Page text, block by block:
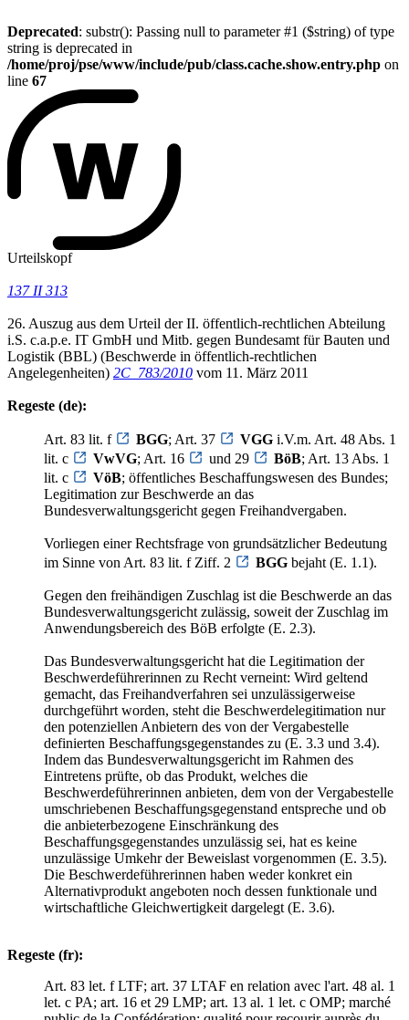
Deprecated: substr(): Passing null to parameter #1 ($string) of type
string is deprecated in
/home/proj/pse/www/include/pub/class.cache.show.entry.php on
line 67
Urteilskopf
137 II 313
26. Auszug aus dem Urteil der II. öffentlich-rechtlichen Abteilung
i.S. c.a.p.e. IT GmbH und Mitb. gegen Bundesamt für Bauten und
Logistik (BBL) (Beschwerde in öffentlich-rechtlichen
Angelegenheiten) 2C_783/2010 vom 11. März 2011
Regeste (de):
Art. 83 lit. f BGG; Art. 37 VGG i.V.m. Art. 48 Abs. 1
lit. c
VwVG; Art. 16 und 29 BöB; Art. 13 Abs. 1
lit. c
VöB; öffentliches Beschaffungswesen des Bundes;
Legitimation zur Beschwerde an das
Bundesverwaltungsgericht gegen Freihandvergaben.
Vorliegen einer Rechtsfrage von grundsätzlicher Bedeutung
im Sinne von Art. 83 lit. f Ziff. 2
BGG bejaht (E. 1.1).
Gegen den freihändigen Zuschlag ist die Beschwerde an das
Bundesverwaltungsgericht zulässig, soweit der Zuschlag im
Anwendungsbereich des BöB erfolgte (E. 2.3).
Das Bundesverwaltungsgericht hat die Legitimation der
Beschwerdeführerinnen zu Recht verneint: Wird geltend
gemacht, das Freihandverfahren sei unzulässigerweise
durchgeführt worden, steht die Beschwerdelegitimation nur
den potenziellen Anbietern des von der Vergabestelle
definierten Beschaffungsgegenstandes zu (E. 3.3 und 3.4).
Indem das Bundesverwaltungsgericht im Rahmen des
Eintretens prüfte, ob das Produkt, welches die
Beschwerdeführerinnen anbieten, dem von der Vergabestelle
umschriebenen Beschaffungsgegenstand entspreche und ob
die anbieterbezogene Einschränkung des
Beschaffungsgegenstandes unzulässig sei, hat es keine
unzulässige Umkehr der Beweislast vorgenommen (E. 3.5).
Die Beschwerdeführerinnen haben weder konkret ein
Alternativprodukt angeboten noch dessen funktionale und
wirtschaftliche Gleichwertigkeit dargelegt (E. 3.6).
Regeste (fr):
Art. 83 let. f LTF; art. 37 LTAF en relation avec l'art. 48 al. 1
let. c PA; art. 16 et 29 LMP; art. 13 al. 1 let. c OMP; marché